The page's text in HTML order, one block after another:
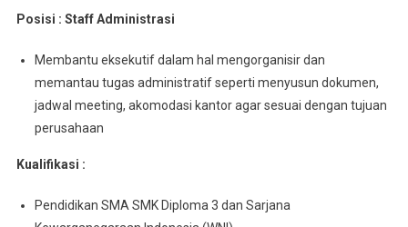
Posisi : Staff Administrasi
Membantu eksekutif dalam hal mengorganisir dan
memantau tugas administratif seperti menyusun dokumen,
jadwal meeting, akomodasi kantor agar sesuai dengan tujuan
perusahaan
Kualifikasi :
Pendidikan SMA SMK Diploma 3 dan Sarjana